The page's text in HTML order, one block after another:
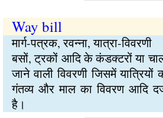
Way bill
मार्ग-पत्रक, रवन्ना, यात्रा-विवरणी
बसों, ट्रकों आदि के कंडक्टरों या
जाने वाली विवरणी जिसमें
गंतव्य और माल का विवरण आदि
है।